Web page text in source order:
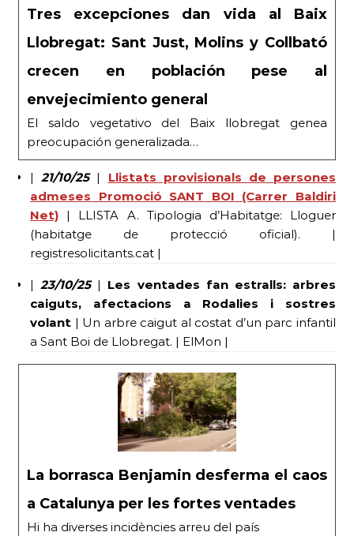
Tres excepciones dan vida al Baix
Llobregat: Sant Just, Molins y Collbató
crecen en población pese al
envejecimiento general
El saldo vegetativo del Baix llobregat genea
preocupación generalizada…
|21/10/25| Llistats provisionals de persones
admeses Promoció SANT BOI (Carrer Baldiri
Net) | LLISTA A. Tipologia d’Habitatge: Lloguer
(habitatge de protecció oficial). |
registresolicitants.cat |
|23/10/25| Les ventades fan estralls: arbres
caiguts, afectacions a Rodalies i sostres
volant | Un arbre caigut al costat d’un parc infantil
a Sant Boi de Llobregat. | ElMon |
La borrasca Benjamin desferma el caos
a Catalunya per les fortes ventades
Hi ha diverses incidències arreu del país